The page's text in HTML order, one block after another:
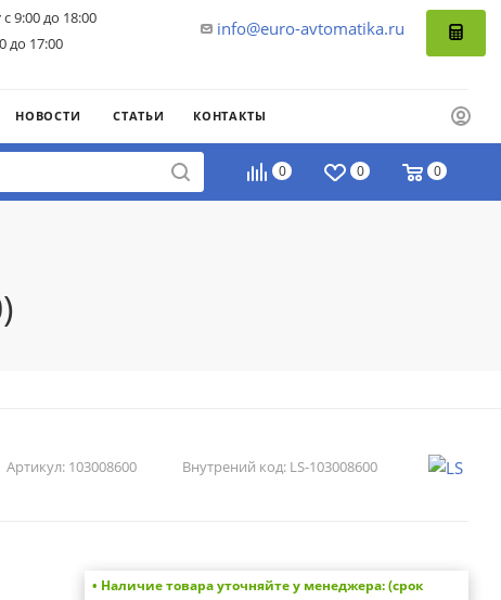
info@euro-avtomatika.ru
с 9:00 до 18:00
до 17:00
НОВОСТИ СТАТЬИ КОНТАКТЫ
0 0 0
Артикул: 103008600 Внутрений код: LS-103008600
• Наличие товара уточняйте у менеджера: (срок